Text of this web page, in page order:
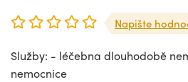
Napište
Služby: - léčebna dlouhodobě
nemocnice